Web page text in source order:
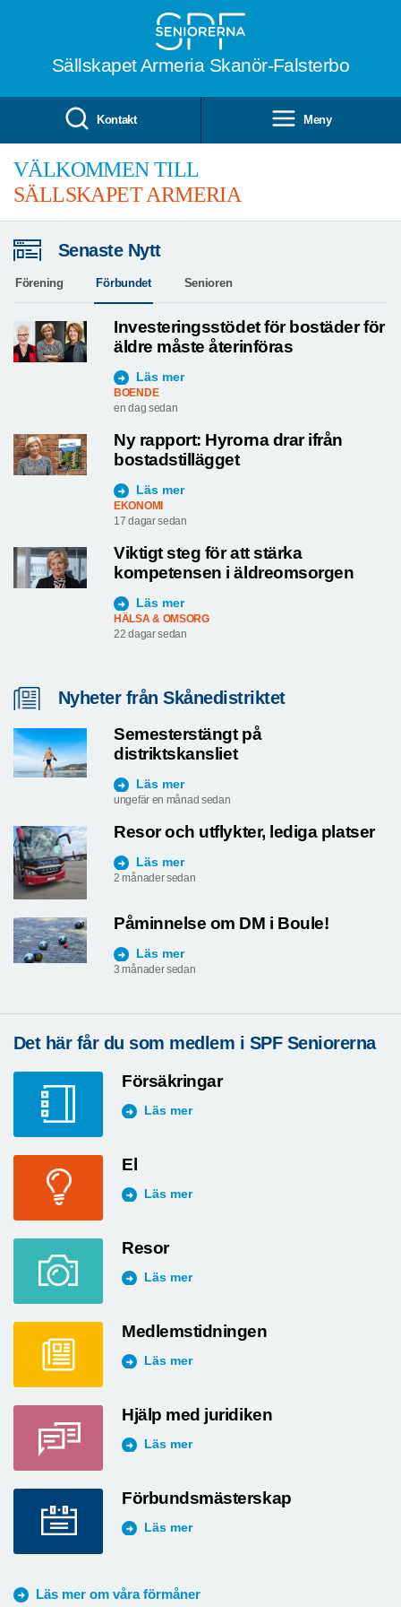
Sällskapet Armeria Skanör-Falsterbo
Kontakt Meny
VÄLKOMMEN TILL
SÄLLSKAPET ARMERIA
Senaste Nytt
Förening Förbundet Senioren
Investeringsstödet för bostäder för
äldre måste återinföras
Läs mer
BOENDE
en dag sedan
Ny rapport: Hyrorna drar ifrån
bostadstillägget
Läs mer
EKONOMI
17 dagar sedan
Viktigt steg för att stärka
kompetensen i äldreomsorgen
Läs mer
HÄLSA & OMSORG
22 dagar sedan
Nyheter från Skånedistriktet
Semesterstängt på
distriktskansliet
Läs mer
ungefär en månad sedan
Resor och utflykter, lediga platser
Läs mer
2 månader sedan
Påminnelse om DM i Boule!
Läs mer
3 månader sedan
Det här får du som medlem i SPF Seniorerna
Försäkringar
Läs mer
El
Läs mer
Resor
Läs mer
Medlemstidningen
Läs mer
Hjälp med juridiken
Läs mer
Förbundsmästerskap
Läs mer
Läs mer om våra förmåner